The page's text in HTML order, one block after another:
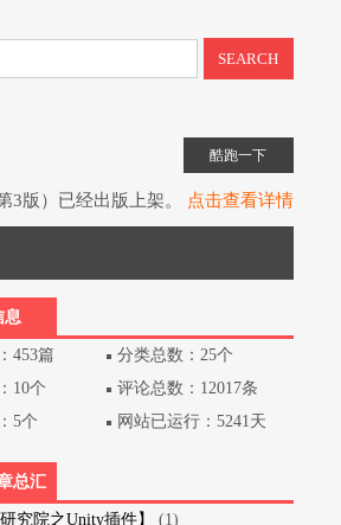
SEARCH
酷跑一下
的话？就进来看吧。
点击查看详情
UI系统》全网上架。点击查看详情
息
453篇
分类总数：25个
10个
评论总数：12017条
5个
网站已运行：5241天
总汇
研究院之Unity插件】
(1)